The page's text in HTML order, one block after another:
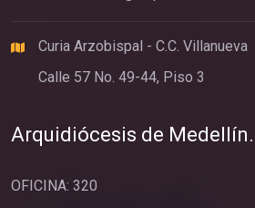
Curia Arzobispal - C.C. Villanueva
Calle 57 No. 49-44, Piso 3
Arquidiócesis de Medellín.
OFICINA: 320